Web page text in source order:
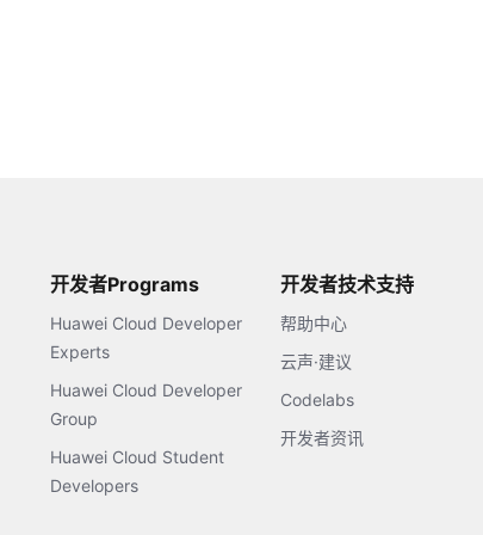
开发者Programs
Huawei Cloud Developer
Experts
Huawei Cloud Developer
Group
Huawei Cloud Student
Developers
开发者技术支持
帮助中心
云声·建议
Codelabs
开发者资讯